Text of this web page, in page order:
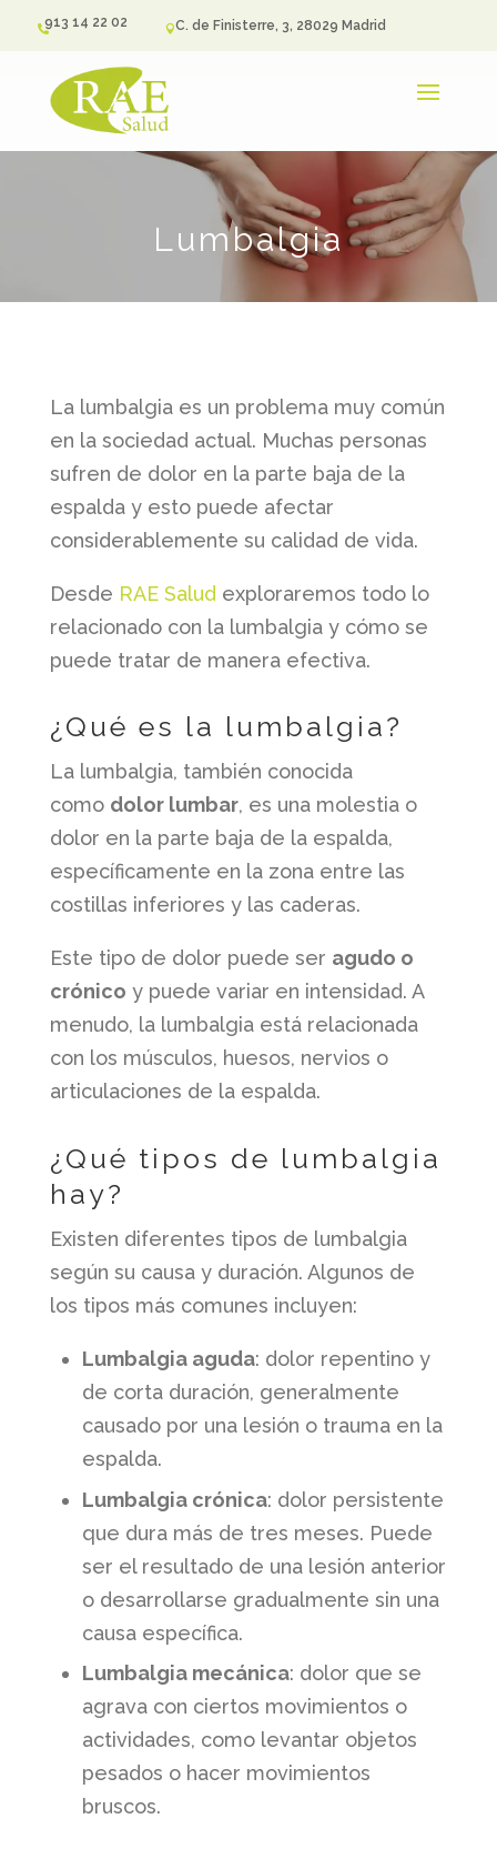
913 14 22 02 C. de Finisterre, 3, 28029 Madrid
Lumbalgia
La lumbalgia es un problema muy común
en la sociedad actual. Muchas personas
sufren de dolor en la parte baja de la
espalda y esto puede afectar
considerablemente su calidad de vida.
Desde RAE Salud exploraremos todo lo
relacionado con la lumbalgia y cómo se
puede tratar de manera efectiva.
¿Qué es la lumbalgia?
La lumbalgia, también conocida
como dolor lumbar, es una molestia o
dolor en la parte baja de la espalda,
específicamente en la zona entre las
costillas inferiores y las caderas.
Este tipo de dolor puede ser agudo o
crónico y puede variar en intensidad. A
menudo, la lumbalgia está relacionada
con los músculos, huesos, nervios o
articulaciones de la espalda.
¿Qué tipos de lumbalgia
hay?
Existen diferentes tipos de lumbalgia
según su causa y duración. Algunos de
los tipos más comunes incluyen:
Lumbalgia aguda: dolor repentino y
de corta duración, generalmente
causado por una lesión o trauma en la
espalda.
Lumbalgia crónica: dolor persistente
que dura más de tres meses. Puede
ser el resultado de una lesión anterior
o desarrollarse gradualmente sin una
causa específica.
Lumbalgia mecánica: dolor que se
agrava con ciertos movimientos o
actividades, como levantar objetos
pesados ​​o hacer movimientos
bruscos.